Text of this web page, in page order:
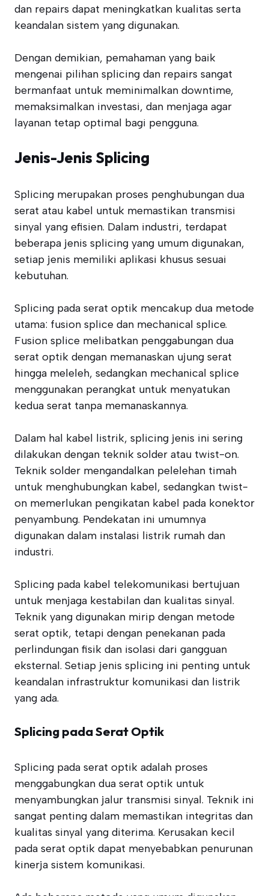
dan repairs dapat meningkatkan kualitas serta
keandalan sistem yang digunakan.
Dengan demikian, pemahaman yang baik
mengenai pilihan splicing dan repairs sangat
bermanfaat untuk meminimalkan downtime,
memaksimalkan investasi, dan menjaga agar
layanan tetap optimal bagi pengguna.
Jenis-Jenis Splicing
Splicing merupakan proses penghubungan dua
serat atau kabel untuk memastikan transmisi
sinyal yang efisien. Dalam industri, terdapat
beberapa jenis splicing yang umum digunakan,
setiap jenis memiliki aplikasi khusus sesuai
kebutuhan.
Splicing pada serat optik mencakup dua metode
utama: fusion splice dan mechanical splice.
Fusion splice melibatkan penggabungan dua
serat optik dengan memanaskan ujung serat
hingga meleleh, sedangkan mechanical splice
menggunakan perangkat untuk menyatukan
kedua serat tanpa memanaskannya.
Dalam hal kabel listrik, splicing jenis ini sering
dilakukan dengan teknik solder atau twist-on.
Teknik solder mengandalkan pelelehan timah
untuk menghubungkan kabel, sedangkan twist-
on memerlukan pengikatan kabel pada konektor
penyambung. Pendekatan ini umumnya
digunakan dalam instalasi listrik rumah dan
industri.
Splicing pada kabel telekomunikasi bertujuan
untuk menjaga kestabilan dan kualitas sinyal.
Teknik yang digunakan mirip dengan metode
serat optik, tetapi dengan penekanan pada
perlindungan fisik dan isolasi dari gangguan
eksternal. Setiap jenis splicing ini penting untuk
keandalan infrastruktur komunikasi dan listrik
yang ada.
Splicing pada Serat Optik
Splicing pada serat optik adalah proses
menggabungkan dua serat optik untuk
menyambungkan jalur transmisi sinyal. Teknik ini
sangat penting dalam memastikan integritas dan
kualitas sinyal yang diterima. Kerusakan kecil
pada serat optik dapat menyebabkan penurunan
kinerja sistem komunikasi.